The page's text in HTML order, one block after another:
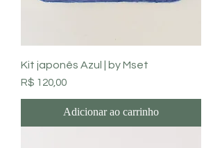
Kit japonês Azul | by Mset
Preço
R$ 120,00
Adicionar ao carrinho